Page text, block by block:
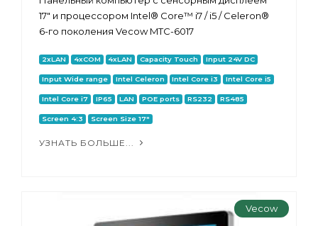
17" и процессором Intel® Core™ i7 / i5 / Celeron®
6-го поколения Vecow MTC-6017
2xLAN 4xCOM 4xLAN Capacity Touch Input 24V DC
Input Wide range Intel Celeron Intel Core i3 Intel Core i5
Intel Core i7 IP65 LAN POE ports RS232 RS485
Screen 4:3 Screen Size 17"
УЗНАТЬ БОЛЬШЕ...
Vecow